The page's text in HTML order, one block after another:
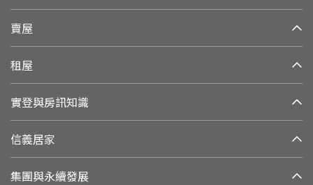
賣屋
租屋
實登與房訊知識
信義居家
集團與永續發展